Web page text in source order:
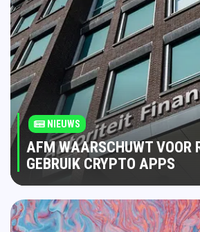
NIEUWS
AFM WAARSCHUWT VOOR
GEBRUIK CRYPTO APPS